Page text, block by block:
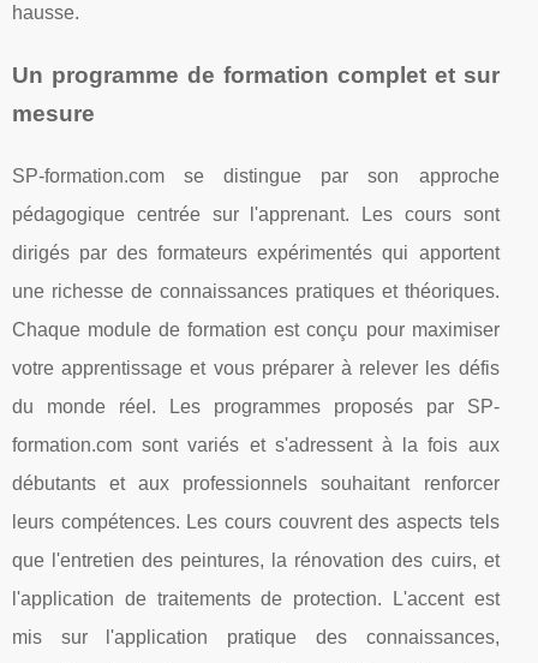
hausse.
Un programme de formation complet et sur
mesure
SP-formation.com se distingue par son approche
pédagogique centrée sur l'apprenant. Les cours sont
dirigés par des formateurs expérimentés qui apportent
une richesse de connaissances pratiques et théoriques.
Chaque module de formation est conçu pour maximiser
votre apprentissage et vous préparer à relever les défis
du monde réel. Les programmes proposés par SP-
formation.com sont variés et s'adressent à la fois aux
débutants et aux professionnels souhaitant renforcer
leurs compétences. Les cours couvrent des aspects tels
que l'entretien des peintures, la rénovation des cuirs, et
l'application de traitements de protection. L'accent est
mis sur l'application pratique des connaissances,